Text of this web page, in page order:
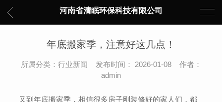
河南省清眠环保科技有限公司
年底搬家季，注意好这几点！
所属分类：行业新闻 发布时间： 2026-01-08 作者：
admin
又到年底搬家季，相信很多房子刚装修好的家人们，都